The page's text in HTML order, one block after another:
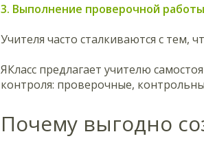
3. Выполнение проверочной
Учителя часто сталкиваются с тем,
ЯКласс предлагает учителю
контроля: проверочные,
Почему выгодно